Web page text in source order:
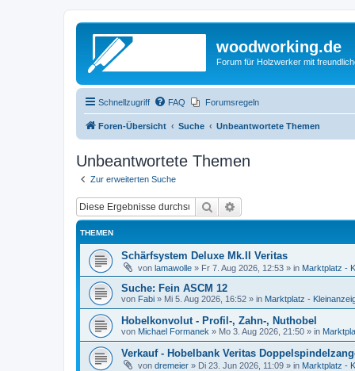
woodworking.de
Forum für Holzwerker mit
Schnellzugriff FAQ Forumsregeln
Foren-Übersicht Suche Unbeantwortete Themen
Unbeantwortete Themen
Zur erweiterten Suche
Suche
THEMEN
Schärfsystem Deluxe Mk.II Veritas
von lamawolle » Fr 7. Aug 2026, 12:53 » in Marktplatz -
Suche: Fein ASCM 12
von Fabi » Mi 5. Aug 2026, 16:52 » in Marktplatz -
Hobelkonvolut - Profil-, Zahn-, Nuthobel
von Michael Formanek » Mo 3. Aug 2026, 21:50 » in
Verkauf - Hobelbank Veritas
von dremeier » Di 23. Jun 2026, 11:09 » in Marktplatz -